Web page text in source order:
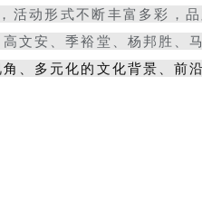
活动形式不断丰富多彩，
文安、季裕堂、杨邦胜、
、多元化的文化背景、前